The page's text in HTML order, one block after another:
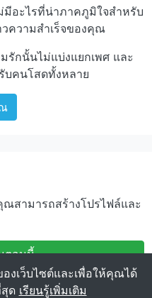
มีอะไรที่น่าภาคภูมิใจสำหรับ
วความสำเร็จของคุณ
กนั้นไม่แบ่งแยกเพศ และ
บคนโสดทั้งหลาย
สามารถสร้างโปรไฟล์และ
ตอนนี้
งเว็บไซต์และเพื่อให้คุณได้
ด เรียนรู้เพิ่มเติม